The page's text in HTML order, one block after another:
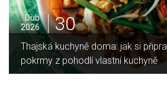
Led
2026
16
Jaký je rozdíl mezi indukční
deskou?